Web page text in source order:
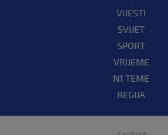
VIJESTI
SVIJET
SPORT
VRIJEME
N1 TEME
REGIJA